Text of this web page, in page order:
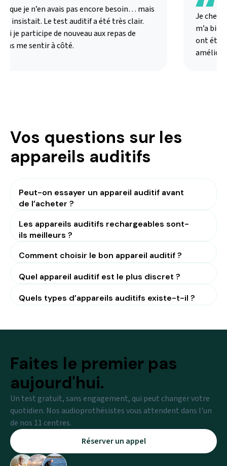
que je n’en avais pas encore besoin… mais
insistait. Le test auditif a été très clair.
je participe de nouveau aux repas de
me sentir à côté.
Je
m’a
ont été
Vos questions sur les
appareils auditifs
Peut-on essayer un appareil auditif avant
de l’acheter ?
Les appareils auditifs rechargeables sont-
ils meilleurs ?
Comment choisir le bon appareil auditif ?
Quel appareil auditif est le plus discret ?
Quels types d’appareils auditifs existe-t-il ?
Faites le premier pas
aujourd'hui.
Un test gratuit, sans engagement, qui peut changer votre
quotidien. Nos audioprothésistes vous attendent dans l'un
de nos 11 centres.
Réserver un appel